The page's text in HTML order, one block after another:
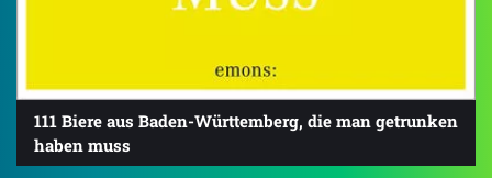
111 Biere aus Baden-Württemberg, die man getrunken
haben muss